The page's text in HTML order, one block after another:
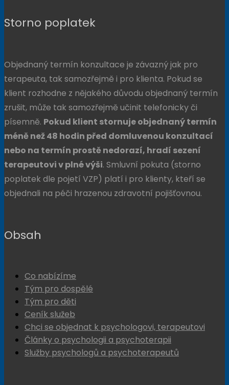
Storno poplatek
Objednaný termín konzultace je závazný jak pro
terapeuta, tak samozřejmě i pro klienta. Pokud se
klient rozhodne z nějakého důvodu objednaný termín
zrušit, může tak samozřejmě učinit telefonicky či
písemně. Pokud klient stornuje objednaný termín
méně než 48 hodin před domluvenou konzultací
nebo na termín prostě nedorazí, hradí sezení
terapeutovi v plné výši. Smluvní pokuta (storno
poplatek dle pojetí VZP) platí i pro klienty, kteří se
objednali na péči hrazenou zdravotní pojišťovnou.
Obsah
Co nabízíme
Tým pro dospělé
Tým pro děti
Ceník služeb
Chci se objednat k psychologovi, terapeutovi
Články o psychologii a psychoterapii
Služby psychologů a psychoterapeutů